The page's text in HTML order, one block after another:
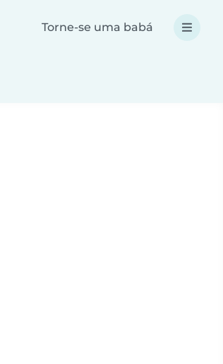
Torne-se uma babá